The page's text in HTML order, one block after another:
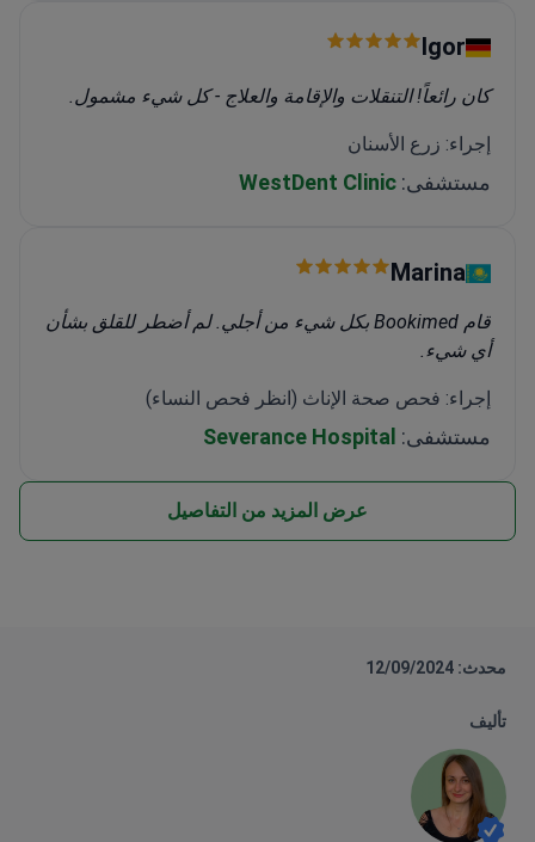
Igor
كان رائعاً! التنقلات والإقامة والعلاج - كل شيء مشمول.
إجراء: زرع الأسنان
مستشفى: WestDent Clinic
Marina
قام Bookimed بكل شيء من أجلي. لم أضطر للقلق بشأن
أي شيء.
إجراء: فحص صحة الإناث (انظر فحص النساء)
مستشفى: Severance Hospital
عرض المزيد من التفاصيل
محدث: 12/09/2024
تأليف